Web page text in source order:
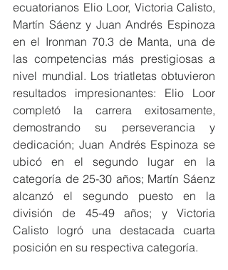
ecuatorianos Elio Loor, Victoria Calisto,
Martín Sáenz y Juan Andrés Espinoza
en el Ironman 70.3 de Manta, una de
las competencias más prestigiosas a
nivel mundial. Los triatletas obtuvieron
resultados impresionantes: Elio Loor
completó la carrera exitosamente,
demostrando su perseverancia y
dedicación; Juan Andrés Espinoza se
ubicó en el segundo lugar en la
categoría de 25-30 años; Martín Sáenz
alcanzó el segundo puesto en la
división de 45-49 años; y Victoria
Calisto logró una destacada cuarta
posición en su respectiva categoría.